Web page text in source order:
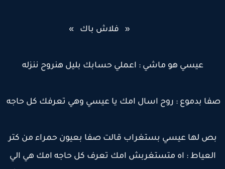
« فلاش باك »
عيسي هو ماشي : اعملي حسابك بليل هنروح ننزله
بدموع : روح اسال امك يا عيسي وهي تعرفك كل حاجه
لها عيسي بستغراب قالت صفا بعيون حمراء من كتر
العياط : اه متستغربش امك تعرف كل حاجه امك هي الي